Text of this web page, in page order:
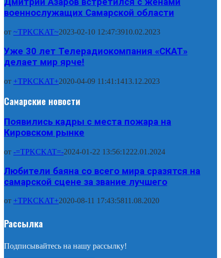
Дмитрий Азаров встретился с женами
военнослужащих Самарской области
от ~TPKCKAT~2023-02-10 12:47:3910.02.2023
Уже 30 лет Телерадиокомпания «СКАТ»
делает мир ярче!
от +TPKCKAT+2020-04-09 11:41:1413.12.2023
Самарские новости
Появились кадры с места пожара на
Кировском рынке
от -=TPKCKAT=-2024-01-22 13:56:1222.01.2024
Любители баяна со всего мира сразятся на
самарской сцене за звание лучшего
от +TPKCKAT+2020-08-11 17:43:5811.08.2020
Рассылка
Подписывайтесь на нашу рассылку!